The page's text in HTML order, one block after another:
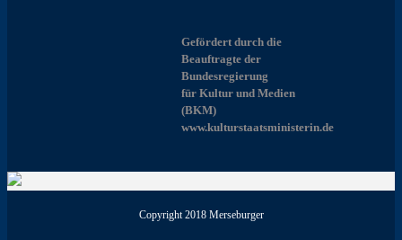
Gefördert durch die
Beauftragte der
Bundesregierung
für Kultur und Medien
(BKM)
www.kulturstaatsministerin.de
Copyright 2018 Merseburger